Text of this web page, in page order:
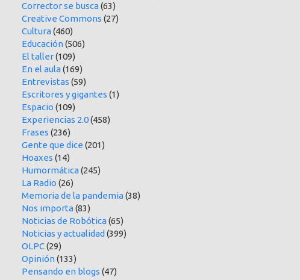
Corrector se busca(63)
Creative Commons (27)
Cultura(460)
Educación(506)
El taller(109)
En el aula(169)
Entrevistas (59)
Escritores y gigantes (1)
Espacio (109)
Experiencias 2.0(458)
Frases (236)
Gente que dice (201)
Hoaxes (14)
Humormática(245)
La Radio (26)
Memoria de la pandemia(38)
Nos importa(83)
Noticias de Robótica(65)
Noticias y actualidad (399)
OLPC(29)
Opinión(133)
Pensando en blogs (47)